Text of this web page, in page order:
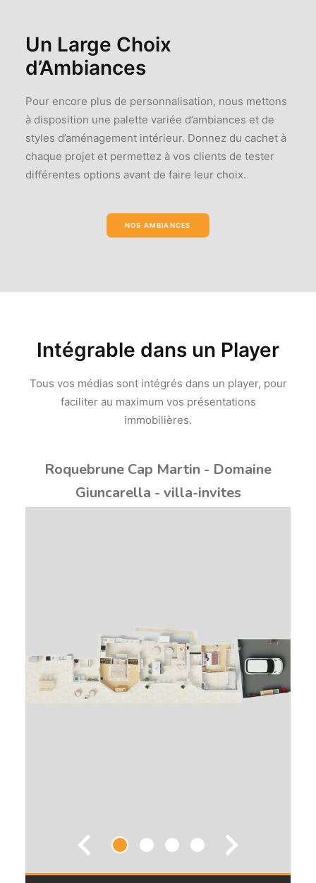
Un Large Choix
d’Ambiances
Pour encore plus de personnalisation, nous mettons
à disposition une palette variée d’ambiances et de
styles d’aménagement intérieur. Donnez du cachet à
chaque projet et permettez à vos clients de tester
différentes options avant de faire leur choix.
NOS AMBIANCES
Intégrable dans un Player
Tous vos médias sont intégrés dans un player, pour
faciliter au maximum vos présentations
immobilières.